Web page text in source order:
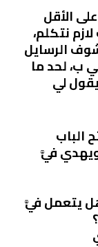
الأقل
نتكلم،
الرسايل
ب، لحد ما
لي
الباب
فيَّ
يتعمل فيَّ